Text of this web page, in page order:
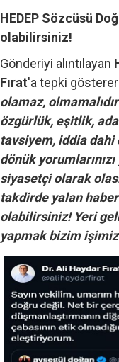
HEDEP Sözcüsü
olabilirsiniz!
Gönderiyi alıntılayan
Fırat'a tepki
olamaz,
özgürlük, eşitlik,
tavsiyem, iddia dahi
dönük
siyasetçi olarak
takdirde yalan
olabilirsiniz! Yeri
yapmak bizim